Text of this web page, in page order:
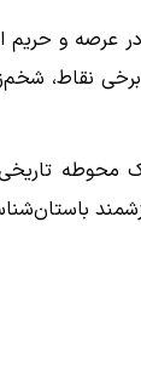
عرصه و حریم
نقاط،
محوطه تاریخی